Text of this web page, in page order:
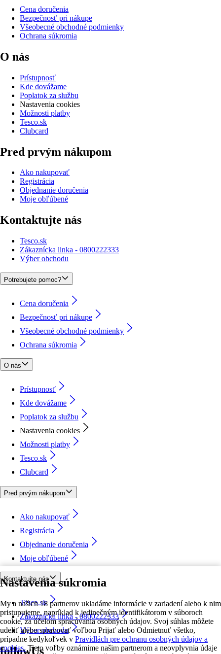
Nastavenia súkromia
My a našich 18 partnerov ukladáme informácie v zariadení alebo k nim
pristupujeme, napríklad k jedinečným identifikátorom v súboroch
cookie, za účelom spracúvania osobných údajov. Svoj súhlas môžete
udeliť alebo spravovať voľbou Prijať alebo Odmietnuť všetko,
prípadne kedykoľvek v Pravidlách pre ochranu osobných údajov a
cookies. Tieto voľby oznámime našim partnerom a neovplyvnia údaje
Cena doručenia
Bezpečnosť pri nákupe
Všeobecné obchodné podmienky
Ochrana súkromia
O nás
Prístupnosť
Kde dovážame
Poplatok za službu
Nastavenia cookies
Možnosti platby
Tesco.sk
Clubcard
Pred prvým nákupom
Ako nakupovať
Registrácia
Objednanie doručenia
Moje obľúbené
Kontaktujte nás
Tesco.sk
Zákaznícka linka - 0800222333
Výber obchodu
Potrebujete pomoc?
Cena doručenia
Bezpečnosť pri nákupe
Všeobecné obchodné podmienky
Ochrana súkromia
O nás
Prístupnosť
Kde dovážame
Poplatok za službu
Nastavenia cookies
Možnosti platby
Tesco.sk
Clubcard
Pred prvým nákupom
Ako nakupovať
Registrácia
Objednanie doručenia
Moje obľúbené
Kontaktujte nás
Tesco.sk
Zákaznícka linka - 0800222333
Výber obchodu
followUs